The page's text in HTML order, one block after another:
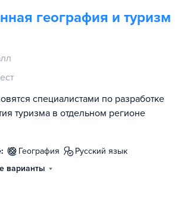
география и туризм
специалистами по разработке
туризма в отдельном регионе
география
русский язык
варианты